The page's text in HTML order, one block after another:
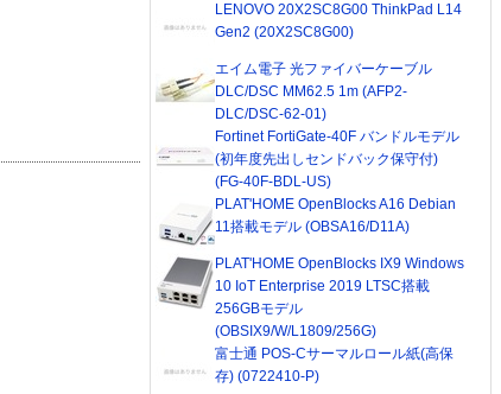
LENOVO 20X2SC8G00 ThinkPad L14
Gen2 (20X2SC8G00)
エイム電子 光ファイバーケーブル
DLC/DSC MM62.5 1m (AFP2-
DLC/DSC-62-01)
Fortinet FortiGate-40F バンドルモデル
(初年度先出しセンドバック保守付)
(FG-40F-BDL-US)
PLAT'HOME OpenBlocks A16 Debian
11搭載モデル (OBSA16/D11A)
PLAT'HOME OpenBlocks IX9 Windows
10 IoT Enterprise 2019 LTSC搭載
256GBモデル
(OBSIX9/W/L1809/256G)
富士通 POS-Cサーマルロール紙(高保
存) (0722410-P)